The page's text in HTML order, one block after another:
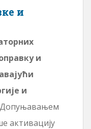
и
и
и
Допуњавањем
активацију